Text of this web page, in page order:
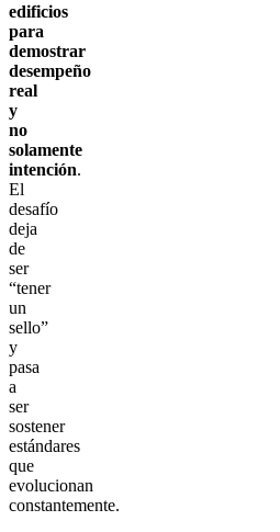
edificios
para
demostrar
desempeño
real
y
no
solamente
intención.
El
desafío
deja
de
ser
“tener
un
sello”
y
pasa
a
ser
sostener
estándares
que
evolucionan
constantemente.